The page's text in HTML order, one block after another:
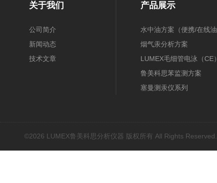
关于我们
公司简介
新闻动态
技术文章
产品展示
水中油方案（便携/在线油
膜/在线）
烟气汞分析方案
（30B/CEMS/OH）
LUMEX毛细管电泳（CE
鲁美科思苯监测方案
塞曼测汞仪系列
©2026 LUMEX鲁美科思分析仪器 版权所有 All Rights